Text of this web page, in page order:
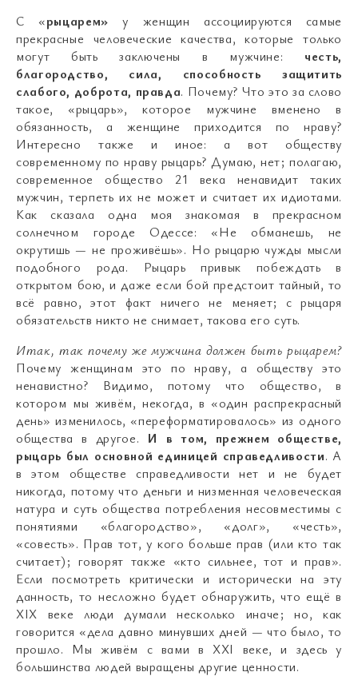
С «рыцарем» у женщин ассоциируются самые
прекрасные человеческие качества, которые только
могут быть заключены в мужчине: честь,
благородство, сила, способность защитить
слабого, доброта, правда. Почему? Что это за слово
такое, «рыцарь», которое мужчине вменено в
обязанность, а женщине приходится по нраву?
Интересно также и иное: а вот обществу
современному по нраву рыцарь? Думаю, нет; полагаю,
современное общество 21 века ненавидит таких
мужчин, терпеть их не может и считает их идиотами.
Как сказала одна моя знакомая в прекрасном
солнечном городе Одессе: «Не обманешь, не
окрутишь—не проживёшь». Но рыцарю чужды мысли
подобного рода. Рыцарь привык побеждать в
открытом бою, и даже если бой предстоит тайный, то
всё равно, этот факт ничего не меняет; с рыцаря
обязательств никто не снимает, такова его суть.
Итак, так почему же мужчина должен быть рыцарем?
Почему женщинам это по нраву, а обществу это
ненавистно? Видимо, потому что общество, в
котором мы живём, некогда, в «один распрекрасный
день» изменилось, «переформатировалось» из одного
общества в другое. И в том, прежнем обществе,
рыцарь был основной единицей справедливости. А
в этом обществе справедливости нет и не будет
никогда, потому что деньги и низменная человеческая
натура и суть общества потребления несовместимы с
понятиями «благородство», «долг», «честь»,
«совесть». Прав тот, у кого больше прав (или кто так
считает); говорят также «кто сильнее, тот и прав».
Если посмотреть критически и исторически на эту
данность, то несложно будет обнаружить, что ещё в
XIX веке люди думали несколько иначе; но, как
говорится «дела давно минувших дней — что было, то
прошло. Мы живём с вами в XXI веке, и здесь у
большинства людей выращены другие ценности.